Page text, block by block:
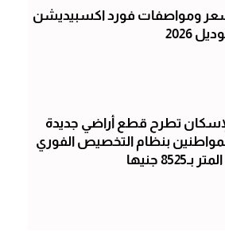
ومواصفات فورد اكسبيديشن
2026
تطرح قطع أراضي جديدة
بنظام التخصيص الفوري
بـ8525 جنيها